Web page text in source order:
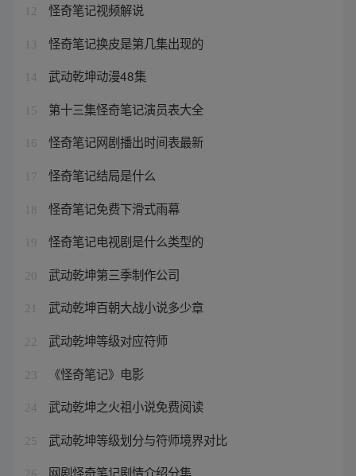
12 怪奇笔记视频解说
13 怪奇笔记换皮是第几集出现的
14 武动乾坤动漫48集
15 第十三集怪奇笔记演员表大全
16 怪奇笔记网剧播出时间表最新
17 怪奇笔记结局是什么
18 怪奇笔记免费下滑式雨幕
19 怪奇笔记电视剧是什么类型的
20 武动乾坤第三季制作公司
21 武动乾坤百朝大战小说多少章
22 武动乾坤等级对应符师
23 《怪奇笔记》电影
24 武动乾坤之火祖小说免费阅读
25 武动乾坤等级划分与符师境界对比
网剧怪奇笔记剧情介绍分集